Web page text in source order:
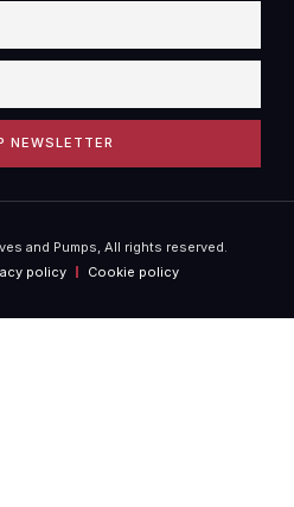
NEWSLETTER
and Pumps, All rights reserved.
policy Cookie policy